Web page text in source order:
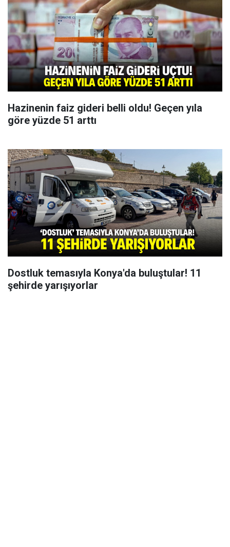
Hazinenin faiz gideri belli oldu! Geçen yıla
göre yüzde 51 arttı
Dostluk temasıyla Konya'da buluştular! 11
şehirde yarışıyorlar